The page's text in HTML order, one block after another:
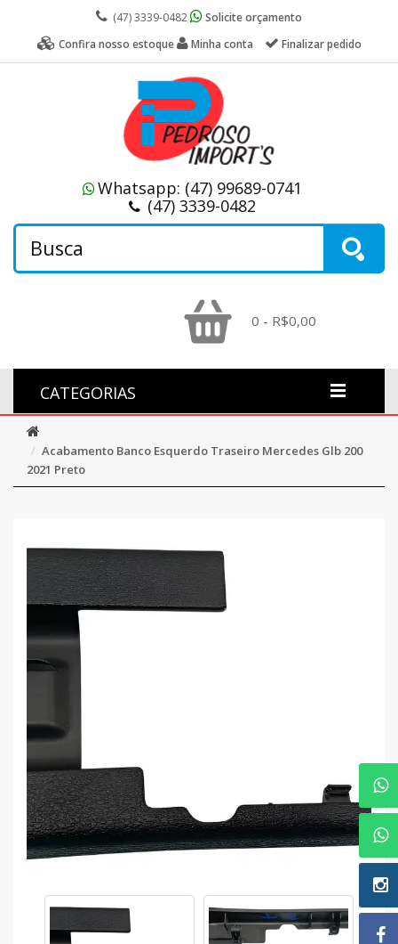
(47) 3339-0482
Solicite orçamento
Confira nosso estoque
Minha conta Finalizar pedido
Whatsapp: (47) 99689-0741
(47) 3339-0482
0 - R$0,00
CATEGORIAS
Acabamento Banco Esquerdo Traseiro Mercedes Glb 200
2021 Preto